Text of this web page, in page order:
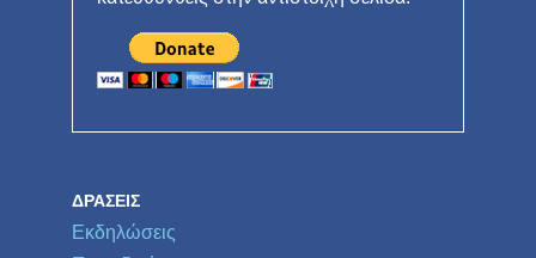
ΔΡΆΣΕΙΣ
Εκδηλώσεις